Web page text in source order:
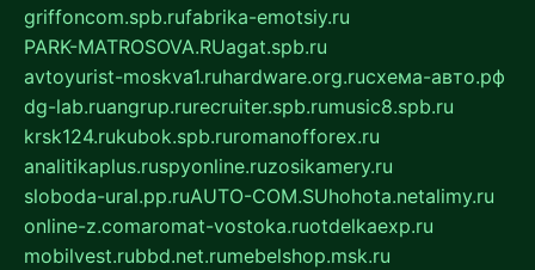
griffoncom.spb.rufabrika-emotsiy.ru
PARK-MATROSOVA.RUagat.spb.ru
avtoyurist-moskva1.ruhardware.org.ruсхема-авто.рф
dg-lab.ruangrup.rurecruiter.spb.rumusic8.spb.ru
krsk124.rukubok.spb.ruromanofforex.ru
analitikaplus.ruspyonline.ruzosikamery.ru
sloboda-ural.pp.ruAUTO-COM.SUhohota.netalimy.ru
online-z.comaromat-vostoka.ruotdelkaexp.ru
mobilvest.rubbd.net.rumebelshop.msk.ru